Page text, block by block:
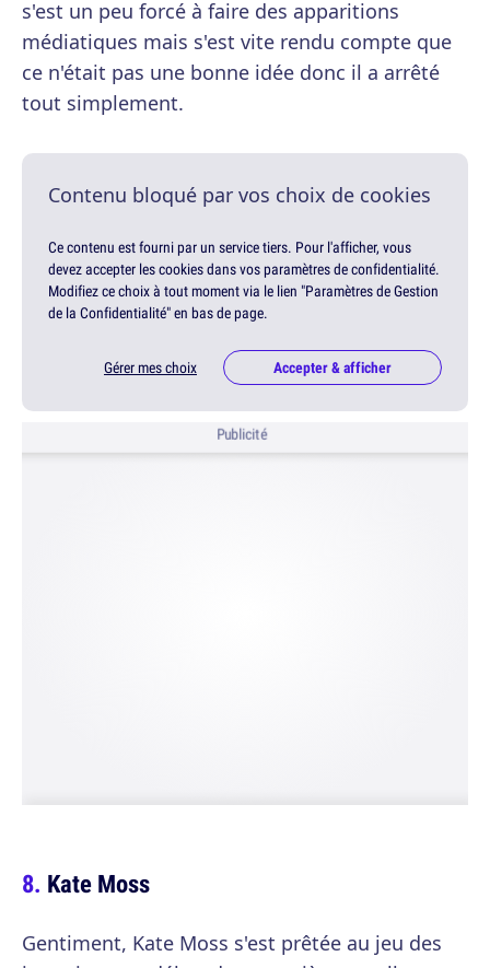
s'est un peu forcé à faire des apparitions
médiatiques mais s'est vite rendu compte que
ce n'était pas une bonne idée donc il a arrêté
tout simplement.
Contenu bloqué par vos choix de cookies
Ce contenu est fourni par un service tiers. Pour l'afficher, vous
devez accepter les cookies dans vos paramètres de confidentialité.
Modifiez ce choix à tout moment via le lien "Paramètres de Gestion
de la Confidentialité" en bas de page.
Gérer mes choix Accepter & afficher
Publicité
Kate Moss
Gentiment, Kate Moss s'est prêtée au jeu des